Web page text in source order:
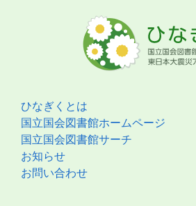
ひなぎくとは
国立国会図書館ホームページ
国立国会図書館サーチ
お知らせ
お問い合わせ